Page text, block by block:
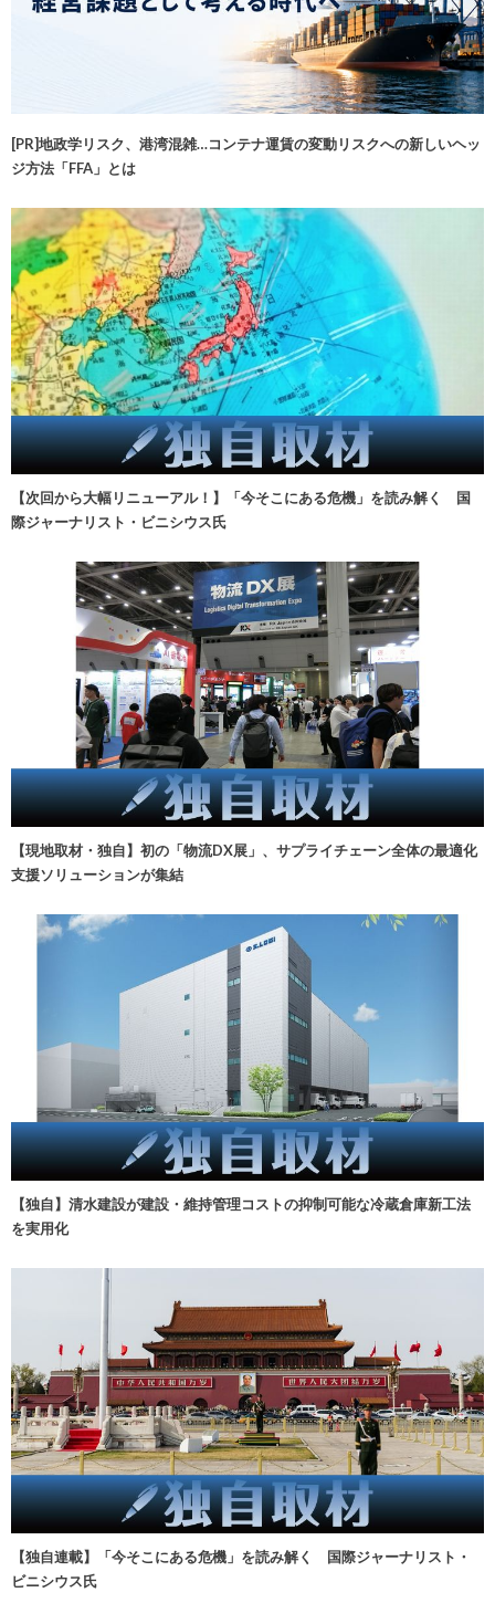
[PR]地政学リスク、港湾混雑…コンテナ運賃の変動リスクへの新しいヘッ
ジ方法「FFA」とは
【次回から大幅リニューアル！】「今そこにある危機」を読み解く 国
際ジャーナリスト・ビニシウス氏
【現地取材・独自】初の「物流DX展」、サプライチェーン全体の最適化
支援ソリューションが集結
【独自】清水建設が建設・維持管理コストの抑制可能な冷蔵倉庫新工法
を実用化
【独自連載】「今そこにある危機」を読み解く 国際ジャーナリスト・
ビニシウス氏